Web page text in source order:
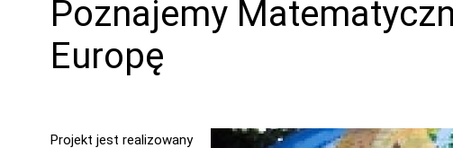
Poznajemy
Europę
Projekt jest realizowany